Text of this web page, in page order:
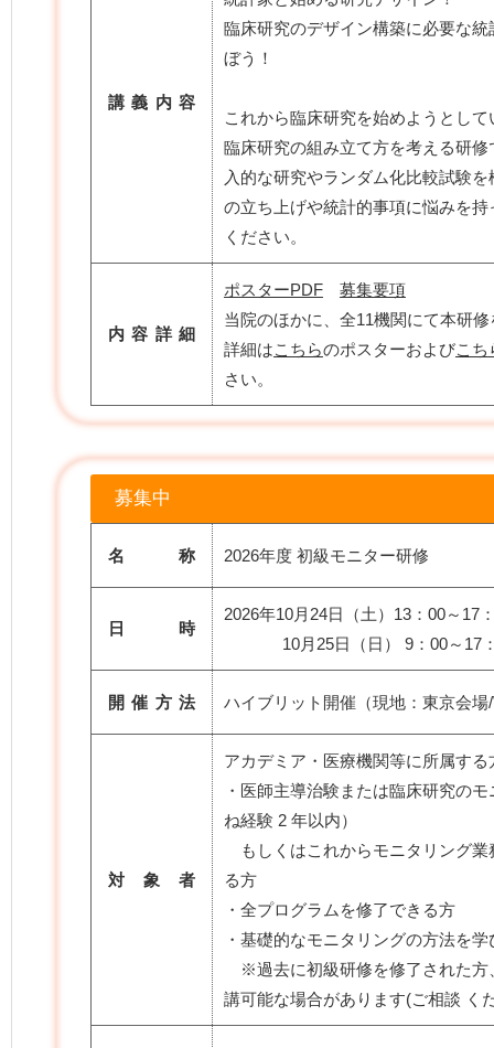
講義内容
臨床研究のデザイン構築に必要な
ぼう！
これから臨床研究を始めようとし
臨床研究の組み立て方を考える研
入的な研究やランダム化比較試験
の立ち上げや統計的事項に悩みを
ください。
内容詳細
ポスターPDF
募集要項
当院のほかに、全11機関にて本研
詳細はこちらのポスターおよびこち
さい。
募集中
名 称 2026年度 初級モニター研修
日 時
2026年10月24日（土）13：00～17
10月25日（日） 9：00～17
開催方法 ハイブリット開催（現地：東京会場
対 象 者
アカデミア・医療機関等に所属する
・医師主導治験または臨床研究の
ね経験 2 年以内）
もしくはこれからモニタリング業
る方
・全プログラムを修了できる方
・基礎的なモニタリングの方法を
※過去に初級研修を修了された方
講可能な場合があります(ご相談 く